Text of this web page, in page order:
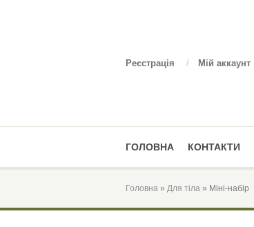
Реєстрація / Мій аккаунт
ГОЛОВНА КОНТАКТИ
Головна » Для тіла » Міні-набір